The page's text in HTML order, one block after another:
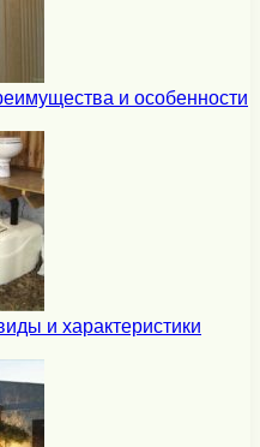
и особенности
и характеристики